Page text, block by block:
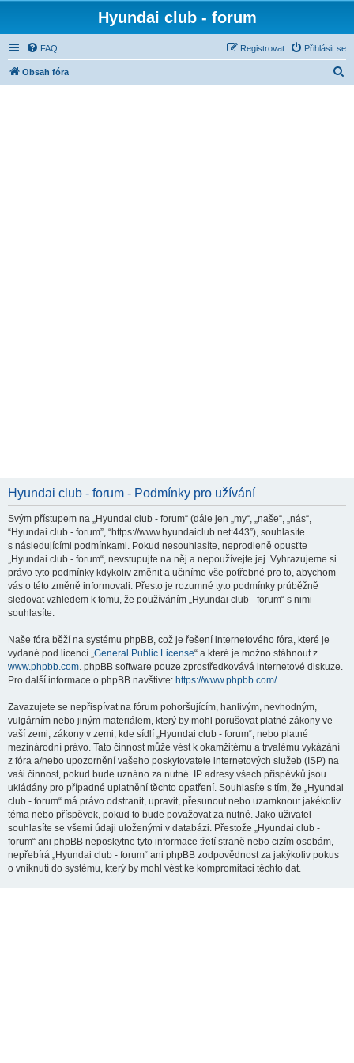
Hyundai club - forum
FAQ Přihlásit se
Registrovat
Obsah fóra
Hyundai club - forum - Podmínky pro užívání
Svým přístupem na „Hyundai club - forum“ (dále jen „my“, „naše“, „nás“,
“Hyundai club - forum”, “https://www.hyundaiclub.net:443”), souhlasíte
s následujícími podmínkami. Pokud nesouhlasíte, neprodleně opusťte
„Hyundai club - forum“, nevstupujte na něj a nepoužívejte jej. Vyhrazujeme si
právo tyto podmínky kdykoliv změnit a učiníme vše potřebné pro to, abychom
vás o této změně informovali. Přesto je rozumné tyto podmínky průběžně
sledovat vzhledem k tomu, že používáním „Hyundai club - forum“ s nimi
souhlasíte.
Naše fóra běží na systému phpBB, což je řešení internetového fóra, které je
vydané pod licencí „General Public License“ a které je možno stáhnout z
www.phpbb.com. phpBB software pouze zprostředkovává internetové diskuze.
Pro další informace o phpBB navštivte: https://www.phpbb.com/.
Zavazujete se nepřispívat na fórum pohoršujícím, hanlivým, nevhodným,
vulgárním nebo jiným materiálem, který by mohl porušovat platné zákony ve
vaší zemi, zákony v zemi, kde sídlí „Hyundai club - forum“, nebo platné
mezinárodní právo. Tato činnost může vést k okamžitému a trvalému vykázání
z fóra a/nebo upozornění vašeho poskytovatele internetových služeb (ISP) na
vaši činnost, pokud bude uznáno za nutné. IP adresy všech příspěvků jsou
ukládány pro případné uplatnění těchto opatření. Souhlasíte s tím, že „Hyundai
club - forum“ má právo odstranit, upravit, přesunout nebo uzamknout jakékoliv
téma nebo příspěvek, pokud to bude považovat za nutné. Jako uživatel
souhlasíte se všemi údaji uloženými v databázi. Přestože „Hyundai club -
forum“ ani phpBB neposkytne tyto informace třetí straně nebo cizím osobám,
nepřebírá „Hyundai club - forum“ ani phpBB zodpovědnost za jakýkoliv pokus
o vniknutí do systému, který by mohl vést ke kompromitaci těchto dat.